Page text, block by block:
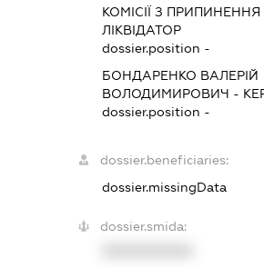
КОМІСІЇ З
ЛІКВІДАТОР
dossier.position -
БОНДАРЕНКО ВАЛЕРІЙ
ВОЛОДИМИРОВИЧ -
dossier.position -
dossier.beneficiaries:
dossier.missingData
dossier.smida: